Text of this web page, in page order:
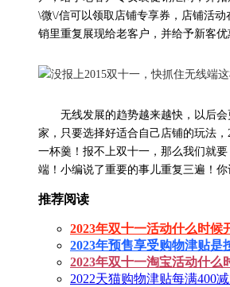
\微\/信可以领取店铺专享券，店铺活
销里重复展现给老客户，并给予新客优
无线发展的趋势越来越快，以后会
家，只要选择好适合自己店铺的玩法，
一杯羹！报不上双十一，那么我们就
端！小编说了重要的事儿重复三遍！你
推荐阅读
2023年双十一活动什么时候
2023年预售享受购物津贴是
2023年双十一淘宝活动什么
2022天猫购物津贴每满400